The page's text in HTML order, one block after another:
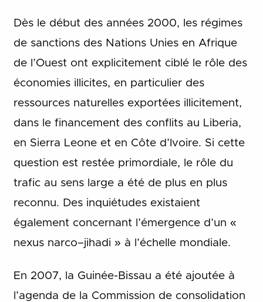
Dès le début des années 2000, les régimes
de sanctions des Nations Unies en Afrique
de l’Ouest ont explicitement ciblé le rôle des
économies illicites, en particulier des
ressources naturelles exportées illicitement,
dans le financement des conflits au Liberia,
en Sierra Leone et en Côte d’Ivoire. Si cette
question est restée primordiale, le rôle du
trafic au sens large a été de plus en plus
reconnu. Des inquiétudes existaient
également concernant l’émergence d’un «
nexus narco–jihadi » à l’échelle mondiale.
En 2007, la Guinée-Bissau a été ajoutée à
l’agenda de la Commission de consolidation